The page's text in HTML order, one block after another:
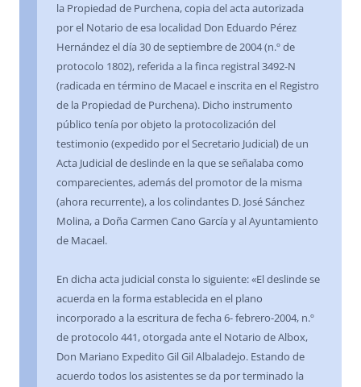
la Propiedad de Purchena, copia del acta autorizada
por el Notario de esa localidad Don Eduardo Pérez
Hernández el día 30 de septiembre de 2004 (n.º de
protocolo 1802), referida a la finca registral 3492-N
(radicada en término de Macael e inscrita en el Registro
de la Propiedad de Purchena). Dicho instrumento
público tenía por objeto la protocolización del
testimonio (expedido por el Secretario Judicial) de un
Acta Judicial de deslinde en la que se señalaba como
comparecientes, además del promotor de la misma
(ahora recurrente), a los colindantes D. José Sánchez
Molina, a Doña Carmen Cano García y al Ayuntamiento
de Macael.
En dicha acta judicial consta lo siguiente: «El deslinde se
acuerda en la forma establecida en el plano
incorporado a la escritura de fecha 6- febrero-2004, n.º
de protocolo 441, otorgada ante el Notario de Albox,
Don Mariano Expedito Gil Gil Albaladejo. Estando de
acuerdo todos los asistentes se da por terminado la